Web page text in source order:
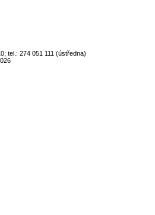
tel.: 274 051 111 (ústředna)